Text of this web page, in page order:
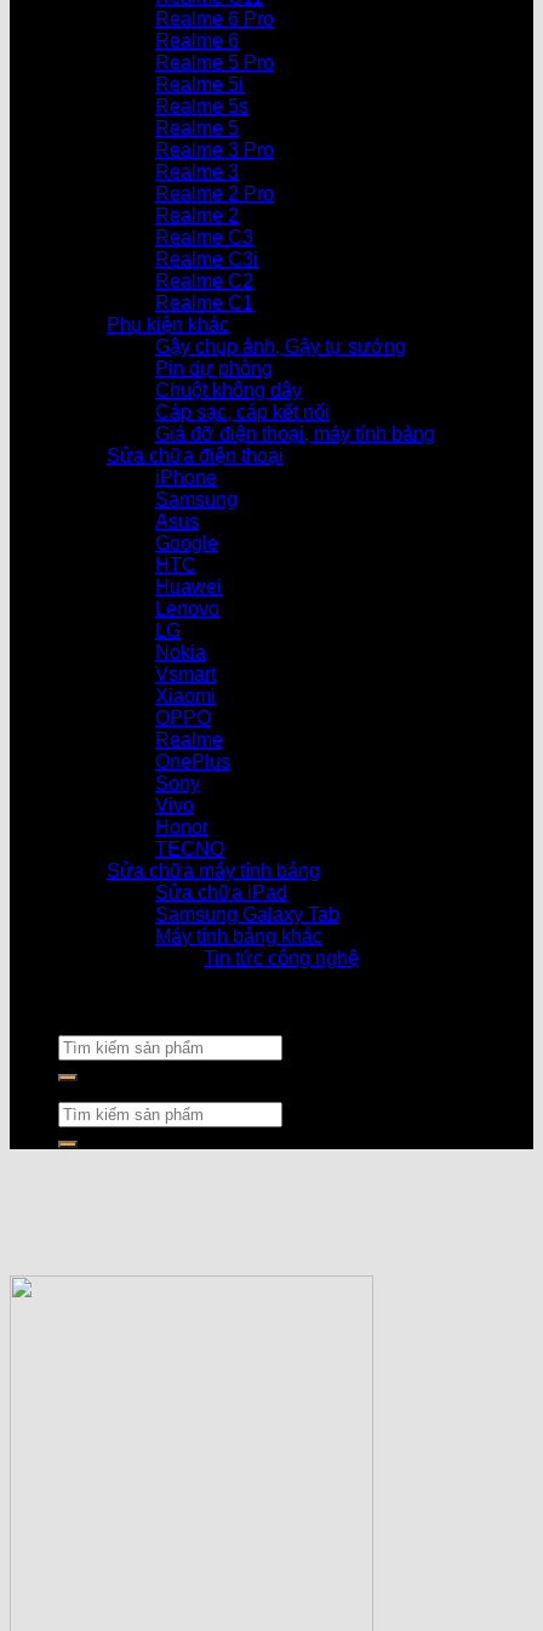
Realme 6 Pro
Realme 6
Realme 5 Pro
Realme 5i
Realme 5s
Realme 5
Realme 3 Pro
Realme 3
Realme 2 Pro
Realme 2
Realme C3
Realme C3i
Realme C2
Realme C1
Phụ kiện khác
Gậy chụp ảnh, Gậy tự sướng
Pin dự phòng
Chuột không dây
Cáp sạc, cáp kết nối
Giá đỡ điện thoại, máy tính bảng
Sửa chữa điện thoại
iPhone
Samsung
Asus
Google
HTC
Huawei
Lenovo
LG
Nokia
Vsmart
Xiaomi
OPPO
Realme
OnePlus
Sony
Vivo
Honor
TECNO
Sửa chữa máy tính bảng
Sửa chữa iPad
Samsung Galaxy Tab
Máy tính bảng khác
Tin tức công nghệ